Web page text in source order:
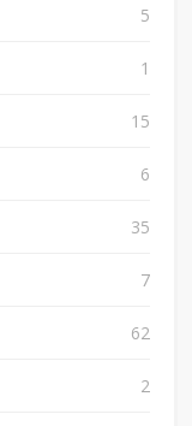
5
1
15
6
35
7
62
2